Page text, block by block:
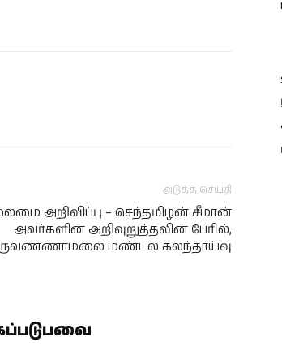
அடுத்த செய்தி
அறிவிப்பு – செந்தமிழன் சீமான்
அவர்களின் அறிவுறுத்தலின் பேரில்,
மண்டல கலந்தாய்வு